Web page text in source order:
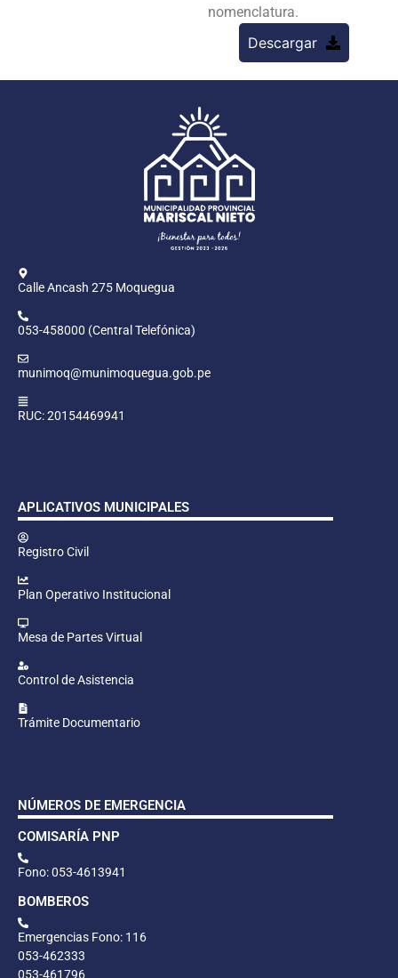
nomenclatura.
Descargar
Calle Ancash 275 Moquegua
053-458000 (Central Telefónica)
munimoq@munimoquegua.gob.pe
RUC: 20154469941
APLICATIVOS MUNICIPALES
Registro Civil
Plan Operativo Institucional
Mesa de Partes Virtual
Control de Asistencia
Trámite Documentario
NÚMEROS DE EMERGENCIA
COMISARÍA PNP
Fono: 053-4613941
BOMBEROS
Emergencias Fono: 116
053-462333
053-461796